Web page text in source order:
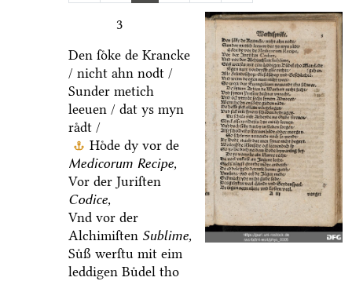
3
Den ſoͤke de Krancke
/ nicht ahn nodt /
Sunder metich
leeuen / dat ys myn
raͤdt /
Hoͤde dy vor de
Medicorum Recipe,
Vor der Juriſten
Codice,
Vnd vor der
Alchimiſten Sublime,
Suͤß werſtu mit eim
leddigen Buͤdel tho